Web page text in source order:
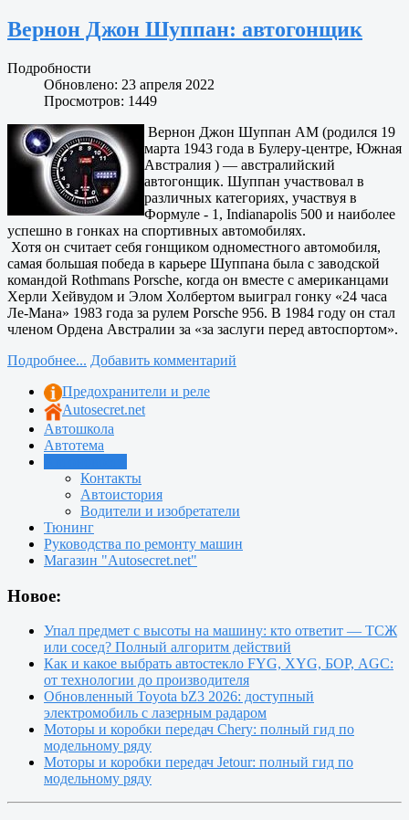
Вернон Джон Шуппан: автогонщик
Подробности
Обновлено: 23 апреля 2022
Просмотров: 1449
Вернон Джон Шуппан AM (родился 19
марта 1943 года в Булеру-центре, Южная
Австралия ) — австралийский
автогонщик. Шуппан участвовал в
различных категориях, участвуя в
Формуле - 1, Indianapolis 500 и наиболее
успешно в гонках на спортивных автомобилях.
Хотя он считает себя гонщиком одноместного автомобиля,
самая большая победа в карьере Шуппана была с заводской
командой Rothmans Porsche, когда он вместе с американцами
Херли Хейвудом и Элом Холбертом выиграл гонку «24 часа
Ле-Мана» 1983 года за рулем Porsche 956. В 1984 году он стал
членом Ордена Австралии за «за заслуги перед автоспортом».
Подробнее... Добавить комментарий
Предохранители и реле
Autosecret.net
Автошкола
Автотема
Контакты
Автоистория
Водители и изобретатели
Тюнинг
Руководства по ремонту машин
Магазин "Autosecret.net"
Новое:
Упал предмет с высоты на машину: кто ответит — ТСЖ
или сосед? Полный алгоритм действий
Как и какое выбрать автостекло FYG, XYG, БОР, AGC:
от технологии до производителя
Обновленный Toyota bZ3 2026: доступный
электромобиль с лазерным радаром
Моторы и коробки передач Chery: полный гид по
модельному ряду
Моторы и коробки передач Jetour: полный гид по
модельному ряду